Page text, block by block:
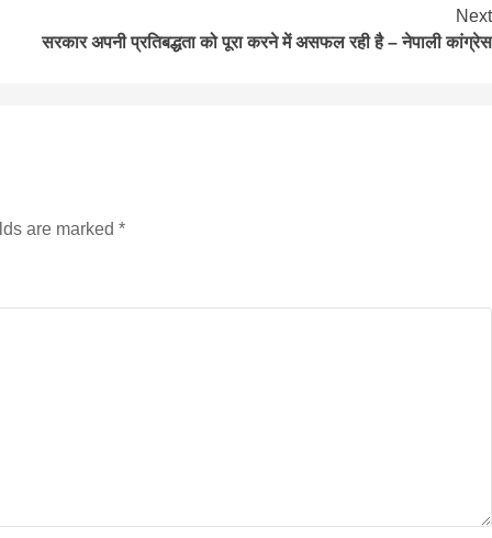
Next
सरकार अपनी प्रतिबद्धता को पूरा करने में असफल रही है – नेपाली कांग्रेस
are marked*